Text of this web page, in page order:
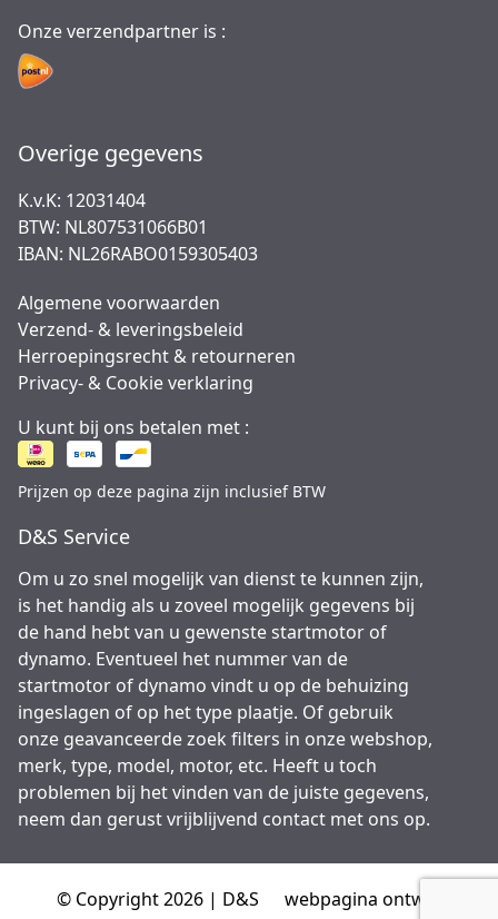
Onze verzendpartner is :
Overige gegevens
K.v.K: 12031404
BTW: NL807531066B01
IBAN: NL26RABO0159305403
Algemene voorwaarden
Verzend- & leveringsbeleid
Herroepingsrecht & retourneren
Privacy- & Cookie verklaring
U kunt bij ons betalen met :
Prijzen op deze pagina zijn inclusief BTW
D&S Service
Om u zo snel mogelijk van dienst te kunnen zijn,
is het handig als u zoveel mogelijk gegevens bij
de hand hebt van u gewenste startmotor of
dynamo. Eventueel het nummer van de
startmotor of dynamo vindt u op de behuizing
ingeslagen of op het type plaatje. Of gebruik
onze geavanceerde zoek filters in onze webshop,
merk, type, model, motor, etc. Heeft u toch
problemen bij het vinden van de juiste gegevens,
neem dan gerust vrijblijvend contact met ons op.
© Copyright 2026 | D&S
webpagina ontwikkeld